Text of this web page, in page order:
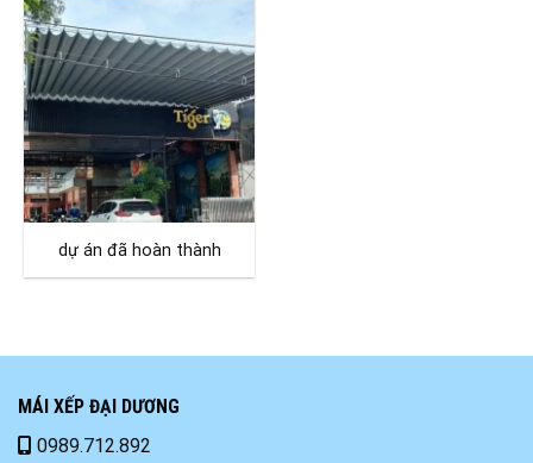
dự án đã hoàn thành
MÁI XẾP ĐẠI DƯƠNG
0989.712.892